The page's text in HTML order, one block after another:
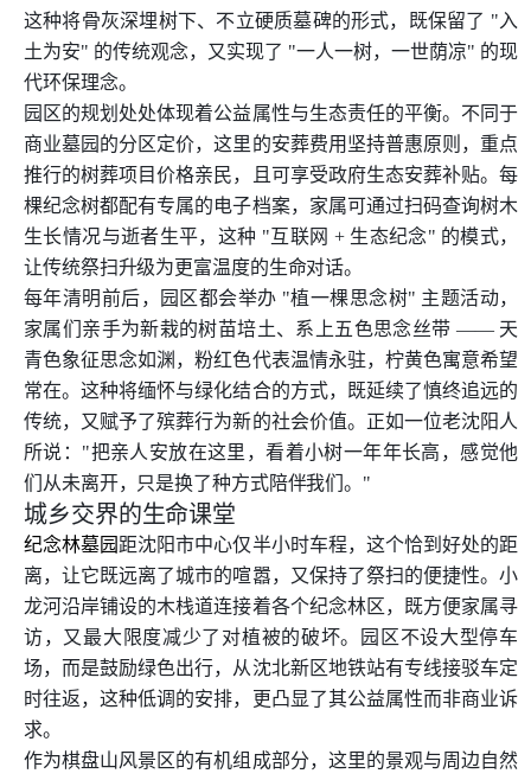
这种将骨灰深埋树下、不立硬质墓碑的形式，既保留了 "入
土为安" 的传统观念，又实现了 "一人一树，一世荫凉" 的现
代环保理念。
园区的规划处处体现着公益属性与生态责任的平衡。不同于
商业墓园的分区定价，这里的安葬费用坚持普惠原则，重点
推行的树葬项目价格亲民，且可享受政府生态安葬补贴。每
棵纪念树都配有专属的电子档案，家属可通过扫码查询树木
生长情况与逝者生平，这种 "互联网 + 生态纪念" 的模式，
让传统祭扫升级为更富温度的生命对话。
每年清明前后，园区都会举办 "植一棵思念树" 主题活动，
家属们亲手为新栽的树苗培土、系上五色思念丝带 —— 天
青色象征思念如渊，粉红色代表温情永驻，柠黄色寓意希望
常在。这种将缅怀与绿化结合的方式，既延续了慎终追远的
传统，又赋予了殡葬行为新的社会价值。正如一位老沈阳人
所说："把亲人安放在这里，看着小树一年年长高，感觉他
们从未离开，只是换了种方式陪伴我们。"
城乡交界的生命课堂
纪念林墓园 距沈阳市中心仅半小时车程，这个恰到好处的距
离，让它既远离了城市的喧嚣，又保持了祭扫的便捷性。小
龙河沿岸铺设的木栈道连接着各个纪念林区，既方便家属寻
访，又最大限度减少了对植被的破坏。园区不设大型停车
场，而是鼓励绿色出行，从沈北新区地铁站有专线接驳车定
时往返，这种低调的安排，更凸显了其公益属性而非商业诉
求。
作为棋盘山风景区的有机组成部分，这里的景观与周边自然